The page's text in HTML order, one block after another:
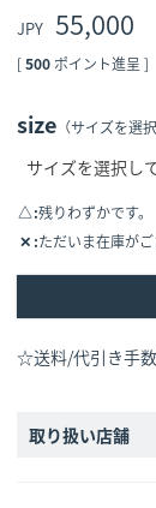
55,000
[500 ポイント進呈 ]
size （サイズを選
△ 残りわずかです。
✕ ただいま在庫がご
☆送料/代引き手
取り扱い店舗